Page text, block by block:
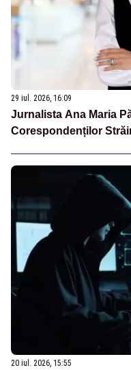
29 iul. 2026, 16:09
Jurnalista Ana Maria
Corespondenților
20 iul. 2026, 15:55